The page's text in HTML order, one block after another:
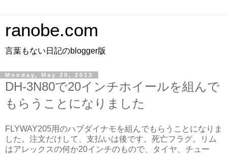
ranobe.com
言葉もない日記のblogger版
Monday, May 20, 2013
DH-3N80で20インチホイールを組んで
もらうことになりました
FLYWAY205用のハブダイナモを組んでもらうことになりま
した。注文だけして、支払いは後です。死亡フラグ。リム
はアレックスの何か20インチのもので、タイヤ、チュー